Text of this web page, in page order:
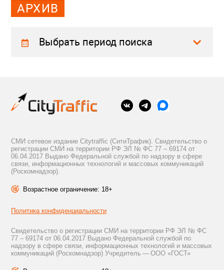
АРХИВ
Выбрать период поиска
СМИ сетевое издание Citytraffic (СитиТрафик). Свидетельство о
регистрации СМИ на территории РФ ЭЛ № ФС 77 – 69174 от
06.04.2017 Выдано Федеральной службой по надзору в сфере
связи, информационных технологий и массовых коммуникаций
(Роскомнадзор).
Возрастное ограничение: 18+
Политика конфиденциальности
Свидетельство о регистрации СМИ на территории РФ ЭЛ № ФС
77 – 69174 от 06.04.2017 Выдано Федеральной службой по
надзору в сфере связи, информационных технологий и массовых
коммуникаций (Роскомнадзор) Учредитель — ООО «ГОСТ»